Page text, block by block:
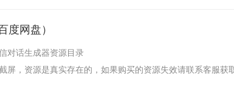
度网盘）
对话生成器资源目录
屏，资源是真实存在的，如果购买的资源失效请联系客服获